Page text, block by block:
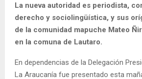
La nueva autoridad es periodista,
derecho y sociolingüística, y sus
de la comunidad mapuche Mateo
en la comuna de Lautaro.
En dependencias de la Delegación
La Araucanía fue presentado esta